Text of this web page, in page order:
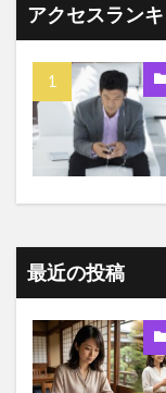
アクセスラン
最近の投稿